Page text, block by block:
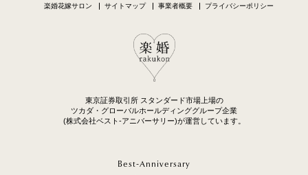
楽婚花嫁サロン サイトマップ 事業者概要 プライバシーポリシー
東京証券取引所 スタンダード市場上場の
ツカダ・グローバルホールディンググループ企業
(株式会社ベスト-アニバーサリー)が運営しています。
Best-Anniversary